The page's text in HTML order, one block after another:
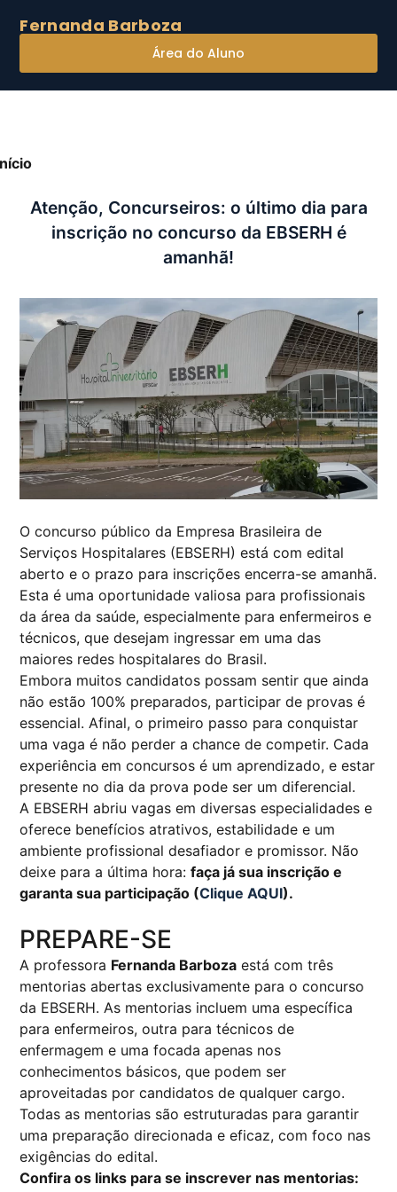
Fernanda Barboza
Área do Aluno
Atenção, Concurseiros: o último dia para
inscrição no concurso da EBSERH é
amanhã!
O concurso público da Empresa Brasileira de
Serviços Hospitalares (EBSERH) está com edital
aberto e o prazo para inscrições encerra-se amanhã.
Esta é uma oportunidade valiosa para profissionais
da área da saúde, especialmente para enfermeiros e
técnicos, que desejam ingressar em uma das
maiores redes hospitalares do Brasil.
Embora muitos candidatos possam sentir que ainda
não estão 100% preparados, participar de provas é
essencial. Afinal, o primeiro passo para conquistar
uma vaga é não perder a chance de competir. Cada
experiência em concursos é um aprendizado, e estar
presente no dia da prova pode ser um diferencial.
A EBSERH abriu vagas em diversas especialidades e
oferece benefícios atrativos, estabilidade e um
ambiente profissional desafiador e promissor. Não
deixe para a última hora:faça já sua inscrição e
garanta sua participação (Clique AQUI).
PREPARE-SE
A professora Fernanda Barboza está com três
mentorias abertas exclusivamente para o concurso
da EBSERH. As mentorias incluem uma específica
para enfermeiros, outra para técnicos de
enfermagem e uma focada apenas nos
conhecimentos básicos, que podem ser
aproveitadas por candidatos de qualquer cargo.
Todas as mentorias são estruturadas para garantir
uma preparação direcionada e eficaz, com foco nas
exigências do edital.
Confira os links para se inscrever nas mentorias: